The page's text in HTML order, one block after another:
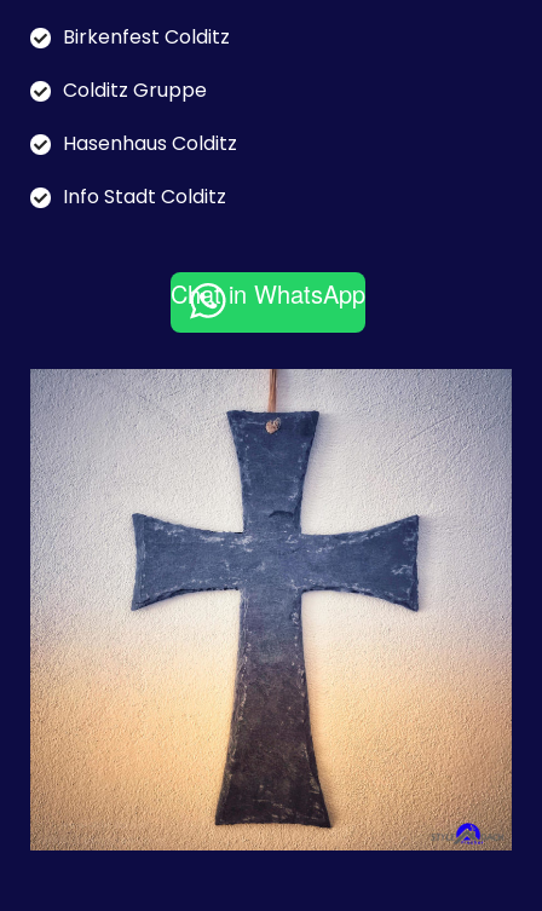
Birkenfest Colditz
Colditz Gruppe
Hasenhaus Colditz
Info Stadt Colditz
Chat in WhatsApp